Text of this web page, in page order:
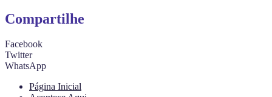
Compartilhe
Facebook
Twitter
WhatsApp
Página Inicial